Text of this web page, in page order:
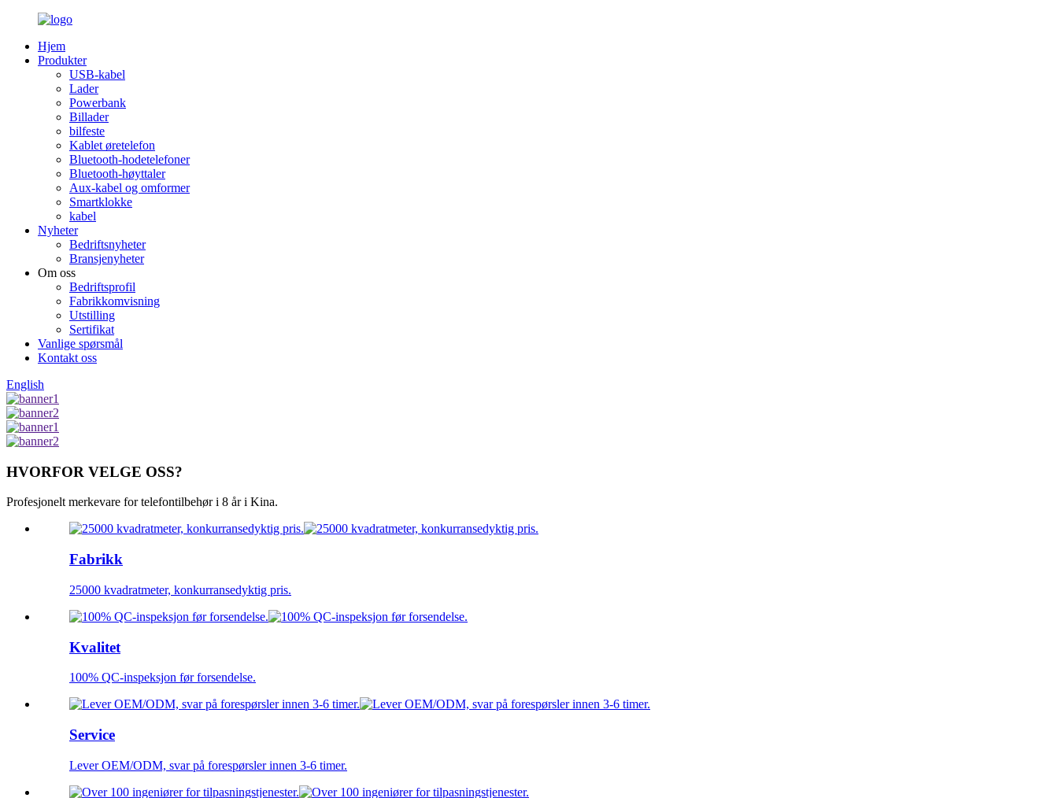
Hjem
Produkter
USB-kabel
Lader
Powerbank
Billader
bilfeste
Kablet øretelefon
Bluetooth-hodetelefoner
Bluetooth-høyttaler
Aux-kabel og omformer
Smartklokke
kabel
Nyheter
Bedriftsnyheter
Bransjenyheter
Om oss
Bedriftsprofil
Fabrikkomvisning
Utstilling
Sertifikat
Vanlige spørsmål
Kontakt oss
English
HVORFOR VELGE OSS?
Profesjonelt merkevare for telefontilbehør i 8 år i Kina.
Fabrikk
25000 kvadratmeter, konkurransedyktig pris.
Kvalitet
100% QC-inspeksjon før forsendelse.
Service
Lever OEM/ODM, svar på forespørsler innen 3-6 timer.